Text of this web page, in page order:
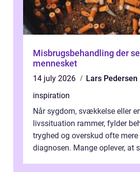
Misbrugsbehandling der
mennesket
14 july 2026
Lars Pedersen
inspiration
Når sygdom, svækkelse eller
livssituation rammer, fylder
tryghed og overskud ofte mere
diagnosen. Mange oplever, at